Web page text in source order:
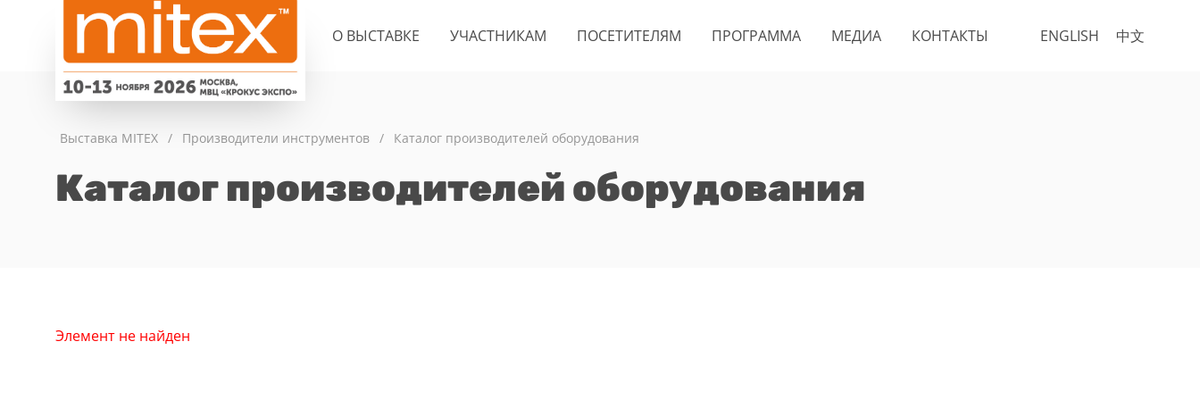
ENGLISH 中文
О ВЫСТАВКЕ УЧАСТНИКАМ ПОСЕТИТЕЛЯМ ПРОГРАММА МЕДИА КОНТАКТЫ
Выставка MITEX / Производители инструментов / Каталог производителей оборудования
Каталог производителей оборудования
Элемент не найден